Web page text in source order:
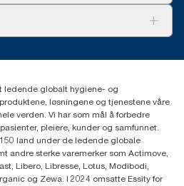
ledende globalt hygiene- og
løsningene og tjenestene våre
verden. Vi har som mål å forbedre
pleiere, kunder og samfunnet.
land under de ledende globale
andre sterke varemerker som Actimove,
Libero, Libresse, Lotus, Modibodi,
og Zewa. I 2024 omsatte Essity for